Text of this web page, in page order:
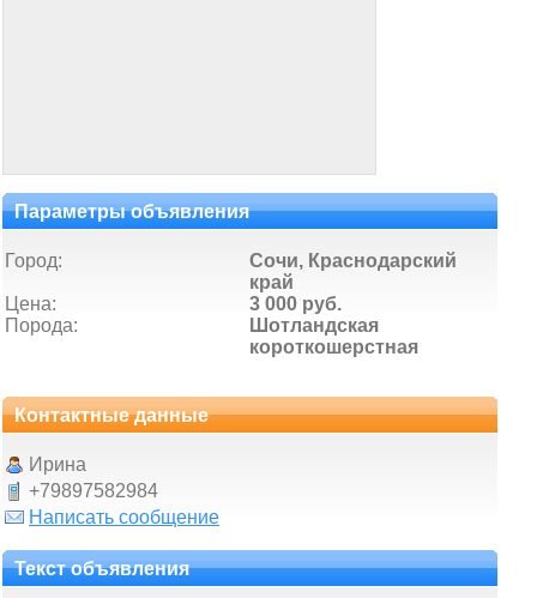
Параметры объявления
Город:
Сочи, Краснодарский
край
Цена:
3 000 руб.
Порода:
Шотландская
короткошерстная
Контактные данные
Ирина
+79897582984
Написать сообщение
Текст объявления